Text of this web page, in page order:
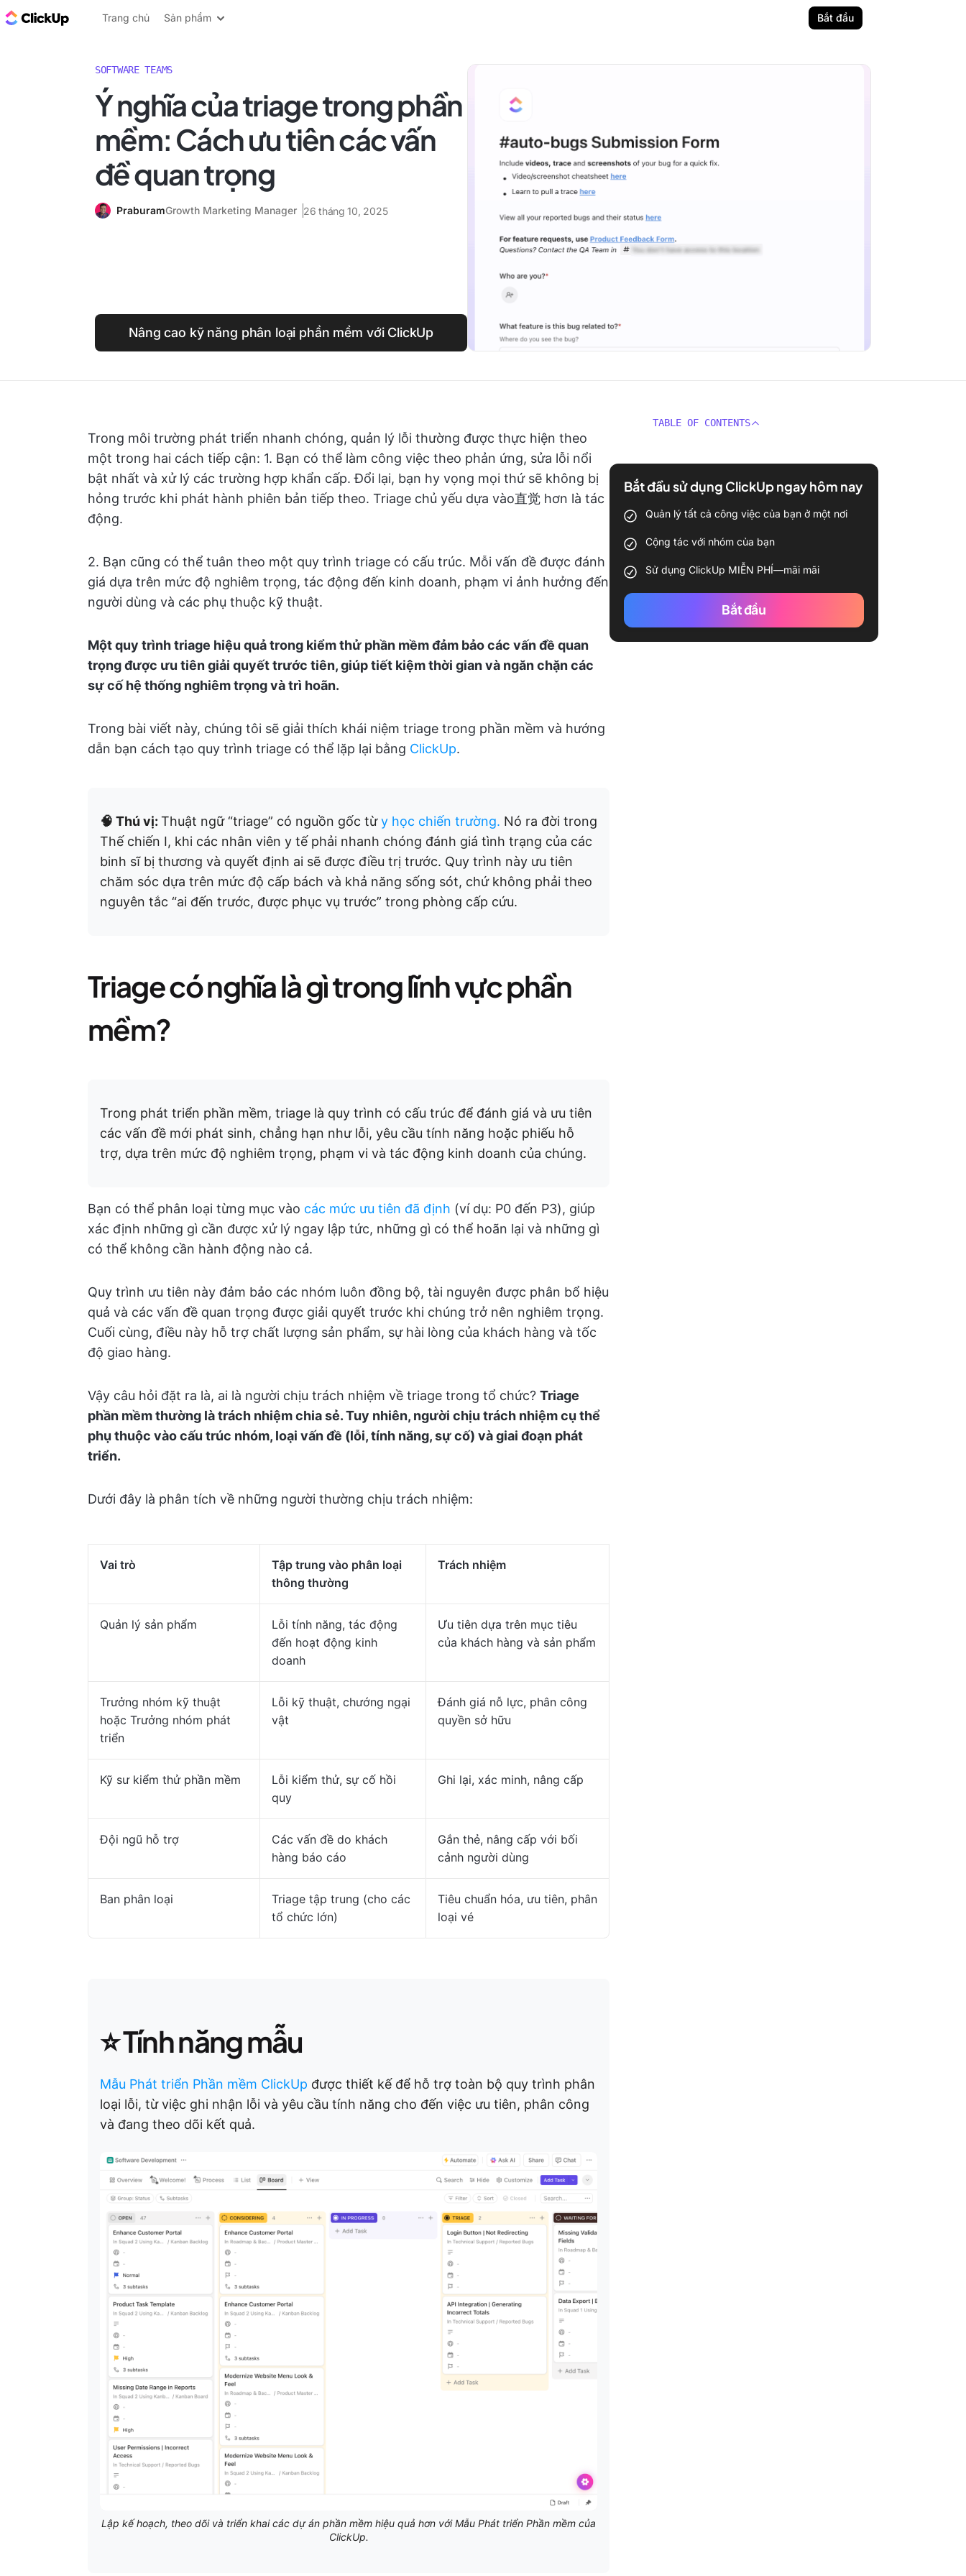
ClickUp Blog
Trang chủ Sản phẩm Bắt đầu
SOFTWARE TEAMS
Ý nghĩa của triage trong phần
mềm: Cách ưu tiên các vấn
đề quan trọng
PraburamGrowth Marketing Manager 26 tháng 10, 2025
Nâng cao kỹ năng phân loại phần mềm với ClickUp
Trong môi trường phát triển nhanh chóng, quản lý lỗi thường được thực hiện theo
một trong hai cách tiếp cận: 1. Bạn có thể làm công việc theo phản ứng, sửa lỗi nổi
bật nhất và xử lý các trường hợp khẩn cấp. Đổi lại, bạn hy vọng mọi thứ sẽ không bị
hỏng trước khi phát hành phiên bản tiếp theo. Triage chủ yếu dựa vào直觉 hơn là tác
động.
2. Bạn cũng có thể tuân theo một quy trình triage có cấu trúc. Mỗi vấn đề được đánh
giá dựa trên mức độ nghiêm trọng, tác động đến kinh doanh, phạm vi ảnh hưởng đến
người dùng và các phụ thuộc kỹ thuật.
Một quy trình triage hiệu quả trong kiểm thử phần mềm đảm bảo các vấn đề quan
trọng được ưu tiên giải quyết trước tiên, giúp tiết kiệm thời gian và ngăn chặn các
sự cố hệ thống nghiêm trọng và trì hoãn.
Trong bài viết này, chúng tôi sẽ giải thích khái niệm triage trong phần mềm và hướng
dẫn bạn cách tạo quy trình triage có thể lặp lại bằng ClickUp.
🧠 Thú vị: Thuật ngữ “triage” có nguồn gốc từy học chiến trường. Nó ra đời trong
Thế chiến I, khi các nhân viên y tế phải nhanh chóng đánh giá tình trạng của các
binh sĩ bị thương và quyết định ai sẽ được điều trị trước. Quy trình này ưu tiên
chăm sóc dựa trên mức độ cấp bách và khả năng sống sót, chứ không phải theo
nguyên tắc “ai đến trước, được phục vụ trước” trong phòng cấp cứu.
Triage có nghĩa là gì trong lĩnh vực phần
mềm?
Trong phát triển phần mềm, triage là quy trình có cấu trúc để đánh giá và ưu tiên
các vấn đề mới phát sinh, chẳng hạn như lỗi, yêu cầu tính năng hoặc phiếu hỗ
trợ, dựa trên mức độ nghiêm trọng, phạm vi và tác động kinh doanh của chúng.
Bạn có thể phân loại từng mục vào các mức ưu tiên đã định (ví dụ: P0 đến P3), giúp
xác định những gì cần được xử lý ngay lập tức, những gì có thể hoãn lại và những gì
có thể không cần hành động nào cả.
Quy trình ưu tiên này đảm bảo các nhóm luôn đồng bộ, tài nguyên được phân bổ hiệu
quả và các vấn đề quan trọng được giải quyết trước khi chúng trở nên nghiêm trọng.
Cuối cùng, điều này hỗ trợ chất lượng sản phẩm, sự hài lòng của khách hàng và tốc
độ giao hàng.
Vậy câu hỏi đặt ra là, ai là người chịu trách nhiệm về triage trong tổ chức? Triage
phần mềm thường là trách nhiệm chia sẻ. Tuy nhiên, người chịu trách nhiệm cụ thể
phụ thuộc vào cấu trúc nhóm, loại vấn đề (lỗi, tính năng, sự cố) và giai đoạn phát
triển.
Dưới đây là phân tích về những người thường chịu trách nhiệm:
Vai trò
Tập trung vào phân loại
thông thường
Trách nhiệm
Quản lý sản phẩm
Lỗi tính năng, tác động
đến hoạt động kinh
doanh
Ưu tiên dựa trên mục tiêu
của khách hàng và sản phẩm
Trưởng nhóm kỹ thuật
hoặc Trưởng nhóm phát
triển
Lỗi kỹ thuật, chướng ngại
vật
Đánh giá nỗ lực, phân công
quyền sở hữu
Kỹ sư kiểm thử phần mềm
Lỗi kiểm thử, sự cố hồi
quy
Ghi lại, xác minh, nâng cấp
Đội ngũ hỗ trợ
Các vấn đề do khách
hàng báo cáo
Gắn thẻ, nâng cấp với bối
cảnh người dùng
Ban phân loại
Triage tập trung (cho các
tổ chức lớn)
Tiêu chuẩn hóa, ưu tiên, phân
loại vé
⭐️ Tính năng mẫu
Mẫu Phát triển Phần mềm ClickUp được thiết kế để hỗ trợ toàn bộ quy trình phân
loại lỗi, từ việc ghi nhận lỗi và yêu cầu tính năng cho đến việc ưu tiên, phân công
và đang theo dõi kết quả.
Lập kế hoạch, theo dõi và triển khai các dự án phần mềm hiệu quả hơn với Mẫu Phát triển Phần mềm của
ClickUp.
TABLE OF CONTENTS
Bắt đầu sử dụng ClickUp ngay hôm nay
Quản lý tất cả công việc của bạn ở một nơi
Cộng tác với nhóm của bạn
Sử dụng ClickUp MIỄN PHÍ—mãi mãi
Bắt đầu